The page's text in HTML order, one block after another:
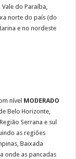
do Paraíba,
norte do país (do
e no nordeste
nível MODERADO
Belo Horizonte,
Serrana e sul
as regiões
Baixada
onde as pancadas